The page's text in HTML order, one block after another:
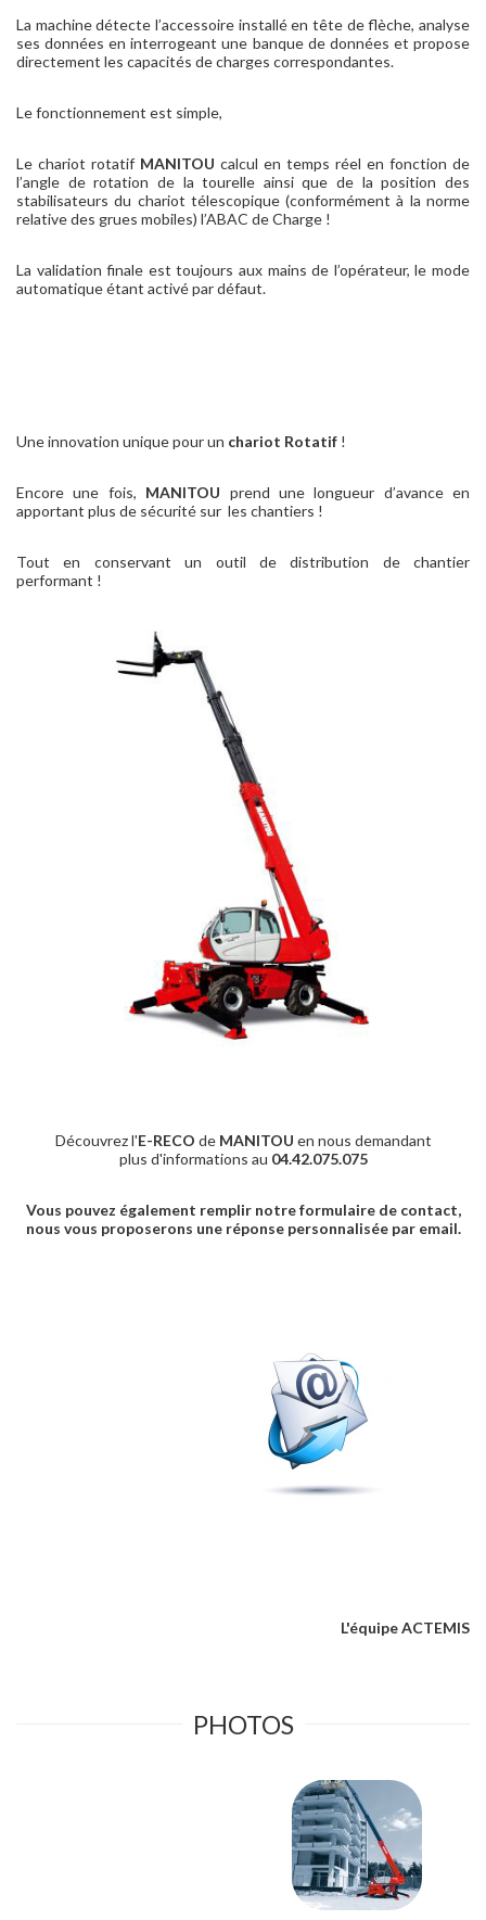
La machine détecte l’accessoire installé en tête de flèche, analyse
ses données en interrogeant une banque de données et propose
directement les capacités de charges correspondantes.
Le fonctionnement est simple,
Le chariot rotatif MANITOU calcul en temps réel en fonction de
l’angle de rotation de la tourelle ainsi que de la position des
stabilisateurs du chariot télescopique (conformément à la norme
relative des grues mobiles) l’ABAC de Charge !
La validation finale est toujours aux mains de l’opérateur, le mode
automatique étant activé par défaut.
Une innovation unique pour un chariot Rotatif !
Encore une fois, MANITOU prend une longueur d’avance en
apportant plus de sécurité sur les chantiers !
Tout en conservant un outil de distribution de chantier
performant !
Découvrez l'E-RECO de MANITOU en nous demandant
plus d'informations au 04.42.075.075
Vous pouvez également remplir notre formulaire de contact,
nous vous proposerons une réponse personnalisée par email.
L'équipe ACTEMIS
PHOTOS